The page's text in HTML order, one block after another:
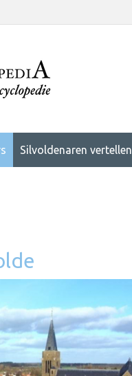
Silvoldenaren vertellen